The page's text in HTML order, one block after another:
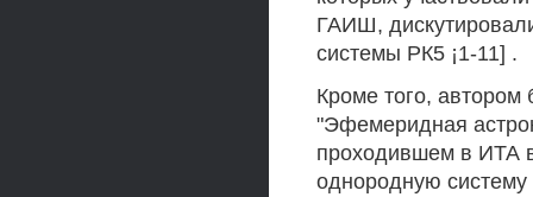
ГАИШ,
системы РК5 ¡1-11] .
Кроме того,
"Эфемеридная
проходившем в ИТА
однородную